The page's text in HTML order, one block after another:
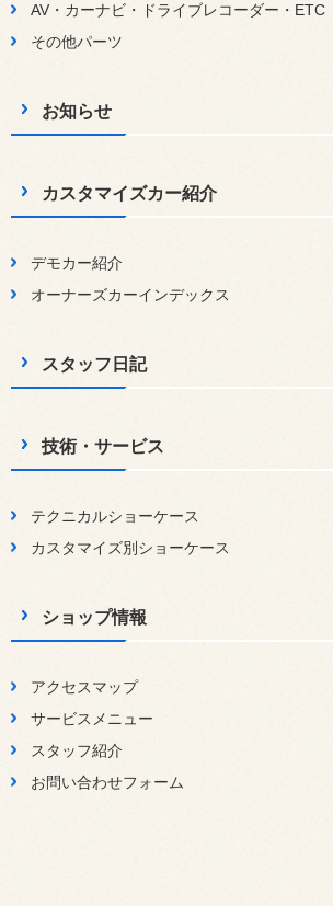
AV・カーナビ・ドライブレコーダー・ETC
その他パーツ
お知らせ
カスタマイズカー紹介
デモカー紹介
オーナーズカーインデックス
スタッフ日記
技術・サービス
テクニカルショーケース
カスタマイズ別ショーケース
ショップ情報
アクセスマップ
サービスメニュー
スタッフ紹介
お問い合わせフォーム